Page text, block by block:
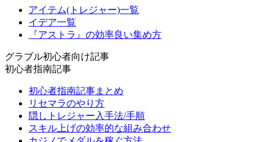
アイテム(トレジャー)一覧
イデア一覧
『アストラ』の効率良い集め方
グラブル初心者向け記事
初心者指南記事
初心者指南記事まとめ
リセマラのやり方
隠しトレジャー入手法/手順
スキル上げの効率的な組み合わせ